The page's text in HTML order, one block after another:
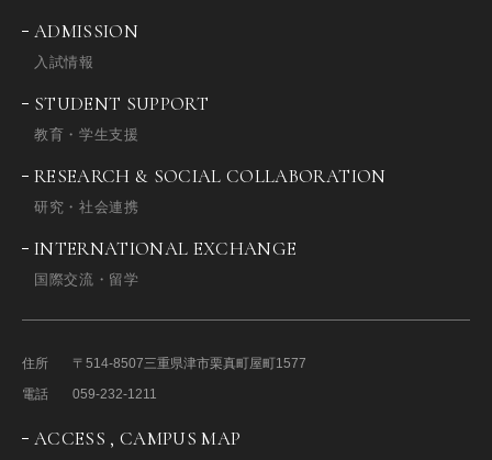
ADMISSION
入試情報
STUDENT SUPPORT
教育・学生支援
RESEARCH & SOCIAL COLLABORATION
研究・社会連携
INTERNATIONAL EXCHANGE
国際交流・留学
住所 〒514-8507三重県津市栗真町屋町1577
電話
059-232-1211
ACCESS , CAMPUS MAP